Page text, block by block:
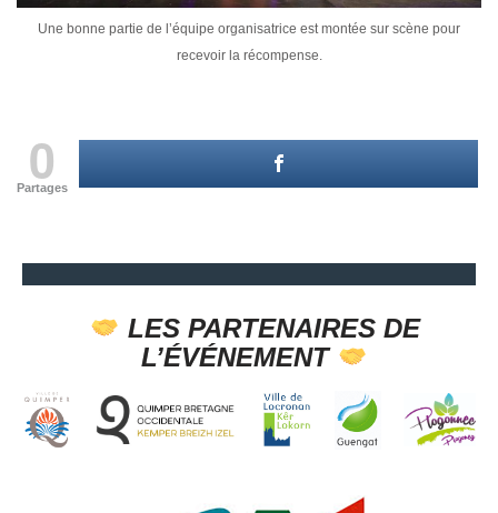
Une bonne partie de l’équipe organisatrice est montée sur scène pour
recevoir la récompense.
0
Partages
LES PARTENAIRES DE
L’ÉVÉNEMENT